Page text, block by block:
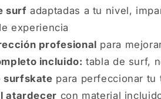
surf adaptadas a tu nivel,
experiencia
profesional para
incluido: tabla de surf,
surfskate para perfeccionar tu
atardecer con material